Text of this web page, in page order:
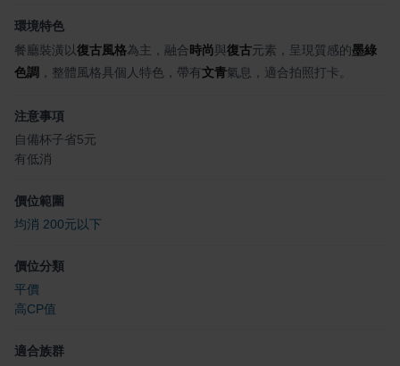
環境特色
餐廳裝潢以復古風格為主，融合時尚與復古元素，呈現質感的墨綠
色調 ，整體風格具個人特色，帶有文青氣息，適合拍照打卡。
注意事項
自備杯子省5元
有低消
價位範圍
均消 200元以下
價位分類
平價
高CP值
適合族群